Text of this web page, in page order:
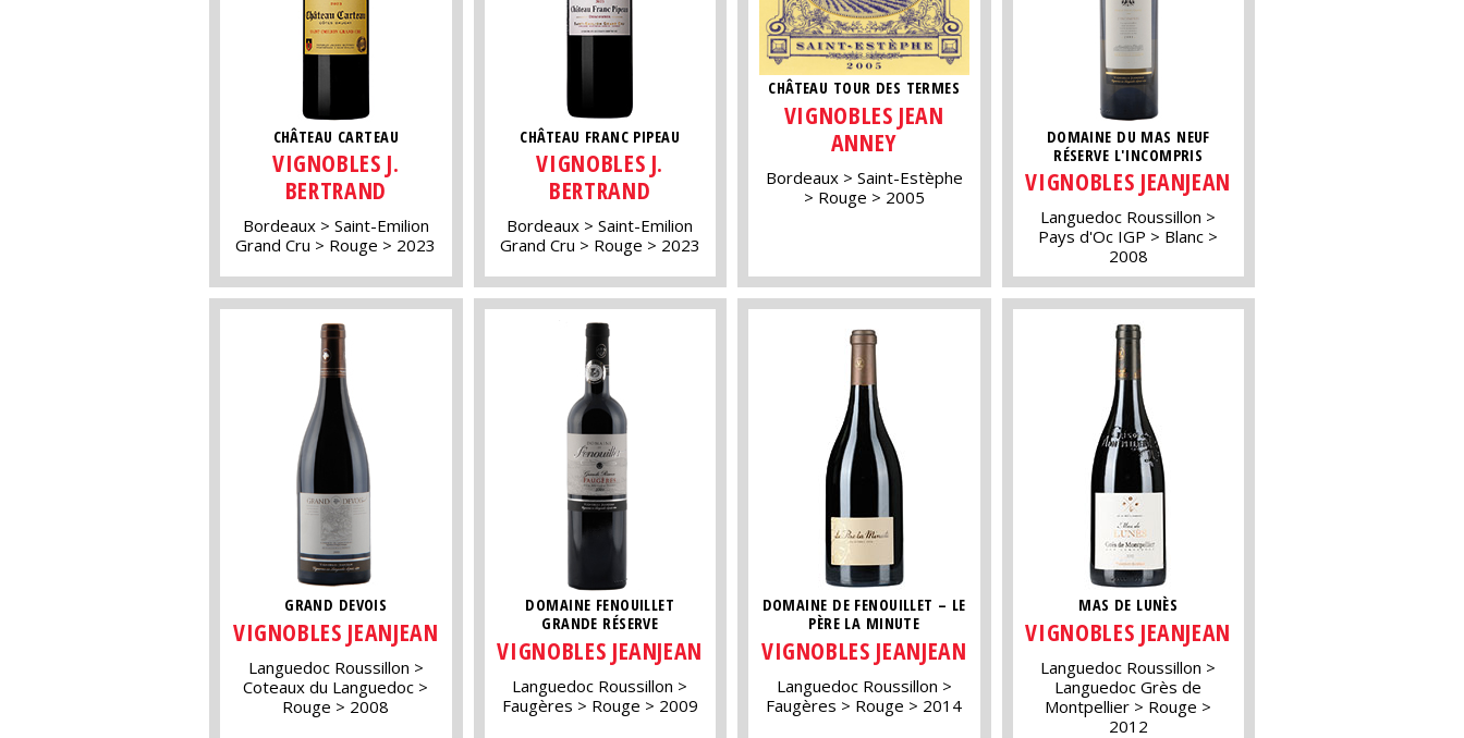
CHÂTEAU CARTEAU
VIGNOBLES J.
BERTRAND
Bordeaux
Saint-Emilion
Grand Cru
Rouge 2023
CHÂTEAU FRANC PIPEAU
VIGNOBLES J.
BERTRAND
Bordeaux
Saint-Emilion
Grand Cru
Rouge 2023
CHÂTEAU TOUR DES TERMES
VIGNOBLES JEAN
ANNEY
Bordeaux
Saint-Estèphe
Rouge
2005
DOMAINE DU MAS NEUF
RÉSERVE L'INCOMPRIS
VIGNOBLES JEANJEAN
Languedoc Roussillon
Pays d'Oc IGP
Blanc
2008
GRAND DEVOIS
VIGNOBLES JEANJEAN
Languedoc Roussillon
Coteaux du Languedoc
Rouge
2008
DOMAINE FENOUILLET
GRANDE RÉSERVE
VIGNOBLES JEANJEAN
Languedoc Roussillon
Faugères
Rouge 2009
DOMAINE DE FENOUILLET – LE
PÈRE LA MINUTE
VIGNOBLES JEANJEAN
Languedoc Roussillon
Faugères
Rouge 2014
MAS DE LUNÈS
VIGNOBLES JEANJEAN
Languedoc Roussillon
Languedoc Grès de
Montpellier
Rouge
2012